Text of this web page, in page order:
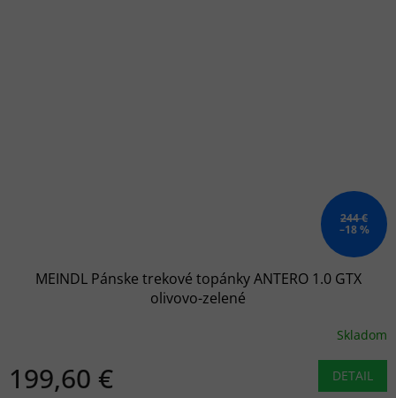
244 €
–18 %
MEINDL Pánske trekové topánky ANTERO 1.0 GTX
olivovo-zelené
Skladom
199,60 € DETAIL